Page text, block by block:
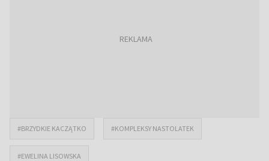
#BRZYDKIE KACZĄTKO #KOMPLEKSY NASTOLATEK
#EWELINA LISOWSKA